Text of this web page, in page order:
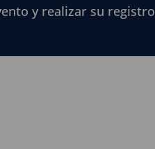
y realizar su registro